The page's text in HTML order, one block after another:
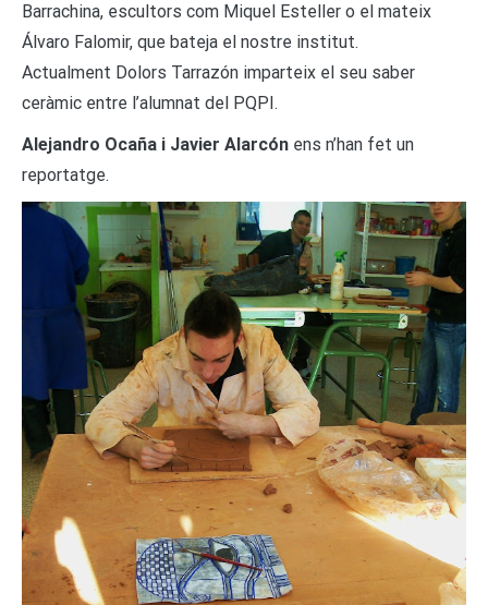
Barrachina, escultors com Miquel Esteller o el mateix
Álvaro Falomir, que bateja el nostre institut.
Actualment Dolors Tarrazón imparteix el seu saber
ceràmic entre l’alumnat del PQPI.
Alejandro Ocaña i Javier Alarcón ens n’han fet un
reportatge.